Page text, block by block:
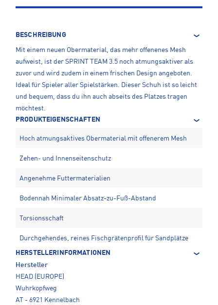
BESCHREIBUNG
Mit einem neuen Obermaterial, das mehr offenenes Mesh
aufweist, ist der SPRINT TEAM 3.5 noch atmungsaktiver als
zuvor und wird zudem in einem frischen Design angeboten.
Ideal für Spieler aller Spielstärken. Dieser Schuh ist so leicht
und bequem, dass du ihn auch abseits des Platzes tragen
möchtest.
PRODUKTEIGENSCHAFTEN
Hoch atmungsaktives Obermaterial mit offenerem Mesh
Zehen- und Innenseitenschutz
Angenehme Futtermaterialien
Bodennah Minimaler Absatz-zu-Fuß-Abstand
Torsionsschaft
Durchgehendes, reines Fischgrätenprofil für Sandplätze
HERSTELLERINFORMATIONEN
Hersteller
HEAD (EUROPE)
Wuhrkopfweg
AT - 6921 Kennelbach